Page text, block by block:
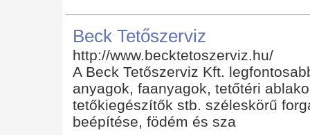
Beck Tetőszerviz
http://www.becktetoszerviz.hu/
A Beck Tetőszerviz Kft.
anyagok, faanyagok, tetőtéri
tetőkiegészítők stb. széleskörű
beépítése, födém és sza